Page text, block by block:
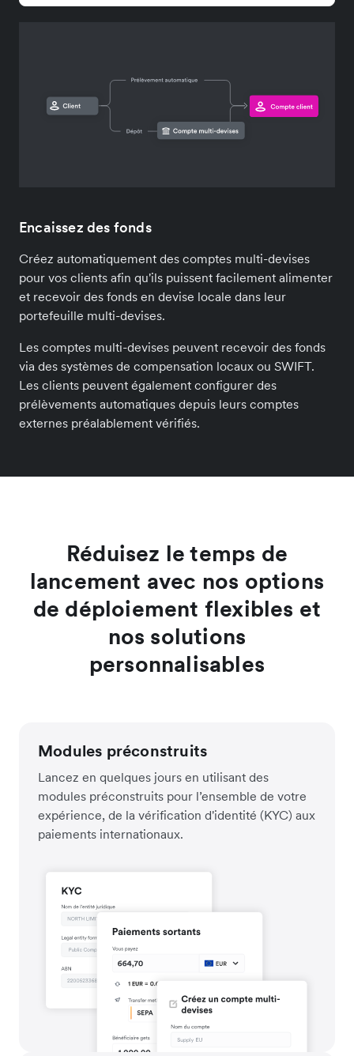
Encaissez des fonds
Créez automatiquement des comptes multi-devises
pour vos clients afin qu'ils puissent facilement alimenter
et recevoir des fonds en devise locale dans leur
portefeuille multi-devises.
Les comptes multi-devises peuvent recevoir des fonds
via des systèmes de compensation locaux ou SWIFT.
Les clients peuvent également configurer des
prélèvements automatiques depuis leurs comptes
externes préalablement vérifiés.
Réduisez le temps de
lancement avec nos options
de déploiement flexibles et
nos solutions
personnalisables
Modules préconstruits
Lancez en quelques jours en utilisant des
modules préconstruits pour l’ensemble de votre
expérience, de la vérification d'identité (KYC) aux
paiements internationaux.